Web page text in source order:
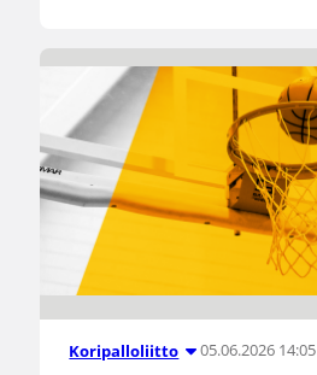
Koripalloliitto 05.06.2026 14:05